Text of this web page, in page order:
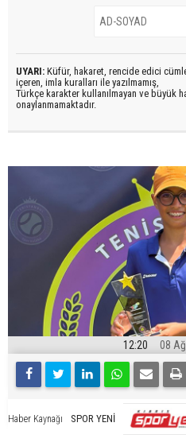
UYARI: Küfür, hakaret, rencide edici
içeren, imla kuralları ile yazılmamış,
Türkçe karakter kullanılmayan ve büyük
onaylanmamaktadır.
12:20 08
Haber Kaynağı SPOR YENİ